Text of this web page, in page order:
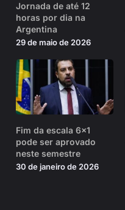
Jornada de até 12
horas por dia na
Argentina
29 de maio de 2026
Fim da escala 6×1
pode ser aprovado
neste semestre
30 de janeiro de 2026